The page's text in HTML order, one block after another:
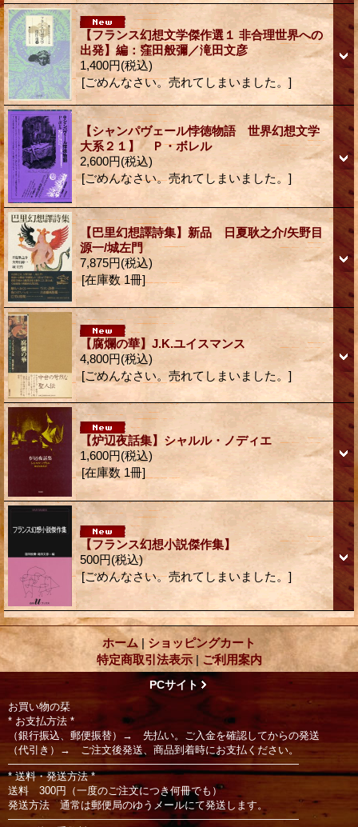
【フランス幻想文学傑作選１ 非合理世界への
出発】編：窪田般彌／滝田文彦
1,400円(税込)
[ごめんなさい。売れてしまいました。]
【シャンパヴェール悖徳物語 世界幻想文学
大系２１】 Ｐ・ボレル
2,600円(税込)
[ごめんなさい。売れてしまいました。]
【巴里幻想譯詩集】新品 日夏耿之介/矢野目
源一/城左門
7,875円(税込)
[在庫数 1冊]
【腐爛の華】J.K.ユイスマンス
4,800円(税込)
[ごめんなさい。売れてしまいました。]
【炉辺夜話集】シャルル・ノディエ
1,600円(税込)
[在庫数 1冊]
【フランス幻想小説傑作集】
500円(税込)
[ごめんなさい。売れてしまいました。]
ホーム | ショッピングカート
特定商取引法表示 | ご利用案内
PCサイト
お買い物の栞
* お支払方法 *
（銀行振込、郵便振替）→ 先払い。ご入金を確認してからの発送
（代引き）→ ご注文後発送、商品到着時にお支払ください。
――――――――――――――――――――――――――――
* 送料・発送方法 *
送料 300円（一度のご注文につき何冊でも）
発送方法 通常は郵便局のゆうメールにて発送します。
――――――――――――――――――――――――――――